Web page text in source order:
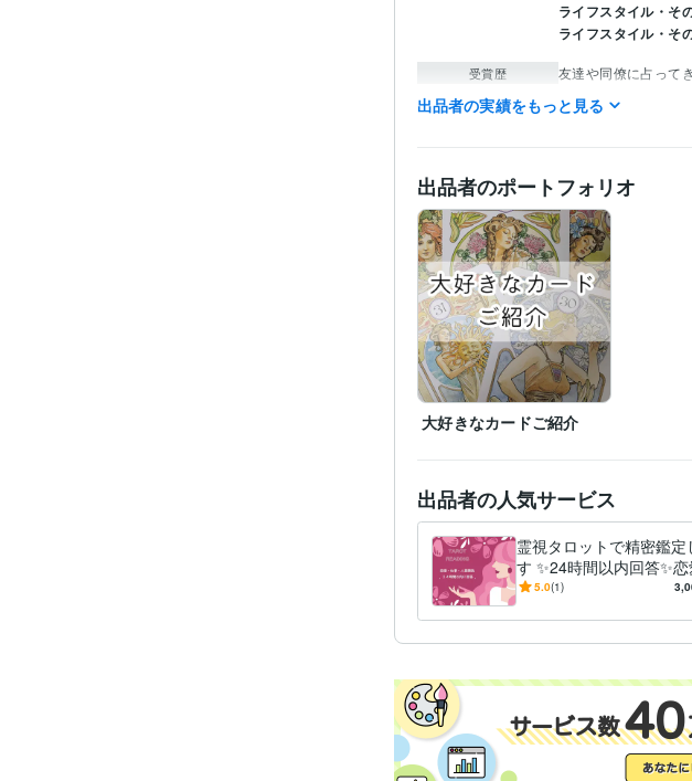
ライフスタイル・そ
ライフスタイル・そ
受賞歴 友達や同僚に占って
得意分野 占い 占い　潜在意
出品者の実績をもっと見る
出品者のポートフォリオ
大好きなカードご紹介
出品者の人気サービス
霊視タロットで精密鑑定
す ✨24時間以内回答✨
結婚・仕事・人間関係
5.0(1)